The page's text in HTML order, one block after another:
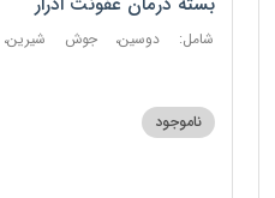
شامل: دوسین، جوش شیرین،
ناموجود